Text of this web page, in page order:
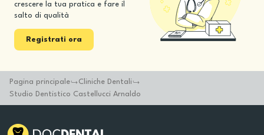
crescere la tua pratica e fare il
salto di qualità
Registrati ora
Pagina principale
Cliniche Dentali
Studio Dentistico Castellucci Arnaldo